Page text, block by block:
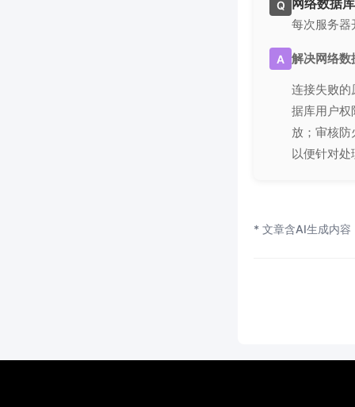
Q 网络数据
每次服务器
A 解决网络数
连接失败的
据库用户权
放；审核
以便针对处
* 文章含AI生成内容